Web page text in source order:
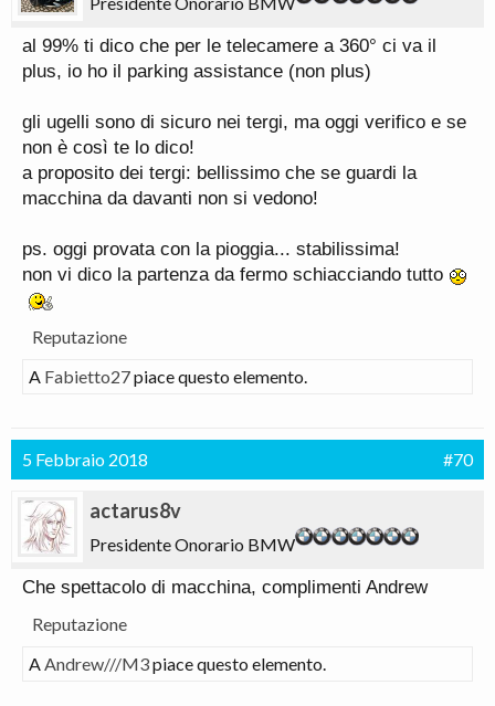
al 99% ti dico che per le telecamere a 360° ci va il
plus, io ho il parking assistance (non plus)
gli ugelli sono di sicuro nei tergi, ma oggi verifico e se
non è così te lo dico!
a proposito dei tergi: bellissimo che se guardi la
macchina da davanti non si vedono!
ps. oggi provata con la pioggia... stabilissima!
non vi dico la partenza da fermo schiacciando tutto
Reputazione
A Fabietto27piace questo elemento.
5 Febbraio 2018 #70
actarus8v
Presidente Onorario BMW
Che spettacolo di macchina, complimenti Andrew
Reputazione
AAndrew///M3piace questo elemento.